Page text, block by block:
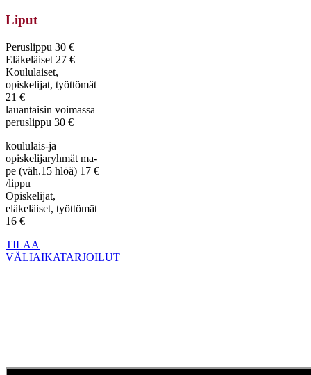
Liput
Peruslippu 30 €
Eläkeläiset 27 €
Koululaiset,
opiskelijat, työttömät
21 €
lauantaisin voimassa
peruslippu 30 €
koululais-ja
opiskelijaryhmät ma-
pe (väh.15 hlöä) 17 €
/lippu
Opiskelijat,
eläkeläiset, työttömät
16 €
TILAA
VÄLIAIKATARJOILUT